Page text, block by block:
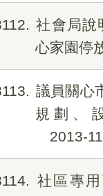
社會局說
心家園停
議員關心
規劃、
2013-
社區專